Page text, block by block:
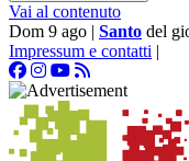
Vai al contenuto
Dom 9 ago | Santo del
Impressum e contatti |